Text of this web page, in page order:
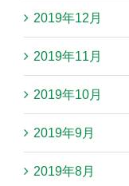
2019年12月
2019年11月
2019年10月
2019年9月
2019年8月